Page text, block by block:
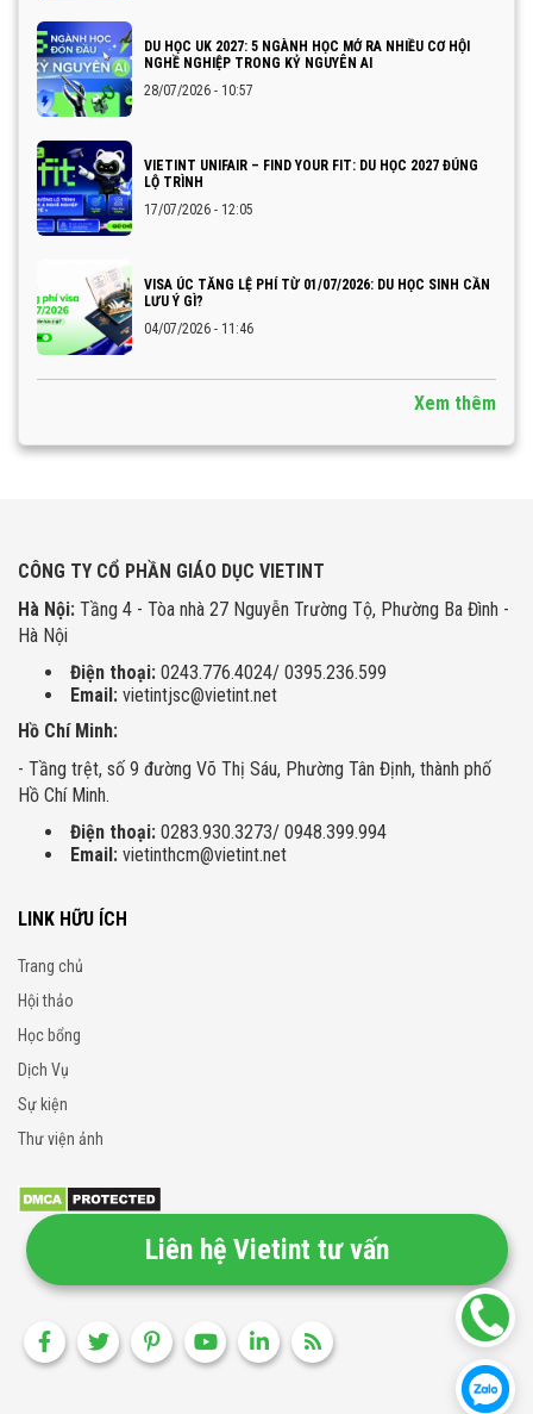
DU HỌC UK 2027: 5 NGÀNH HỌC MỞ RA NHIỀU CƠ HỘI
NGHỀ NGHIỆP TRONG KỶ NGUYÊN AI
28/07/2026 - 10:57
VIETINT UNIFAIR – FIND YOUR FIT: DU HỌC 2027 ĐÚNG
LỘ TRÌNH
17/07/2026 - 12:05
VISA ÚC TĂNG LỆ PHÍ TỪ 01/07/2026: DU HỌC SINH CẦN
LƯU Ý GÌ?
04/07/2026 - 11:46
Xem thêm
CÔNG TY CỔ PHẦN GIÁO DỤC VIETINT
Hà Nội: Tầng 4 - Tòa nhà 27 Nguyễn Trường Tộ, Phường Ba Đình -
Hà Nội
Điện thoại: 0243.776.4024/ 0395.236.599
Email: vietintjsc@vietint.net
Hồ Chí Minh:
- Tầng trệt, số 9 đường Võ Thị Sáu, Phường Tân Định, thành phố
Hồ Chí Minh.
Điện thoại: 0283.930.3273/ 0948.399.994
Email: vietinthcm@vietint.net
LINK HỮU ÍCH
Trang chủ
Hội thảo
Học bổng
Dịch Vụ
Sự kiện
Thư viện ảnh
Liên hệ Vietint tư vấn